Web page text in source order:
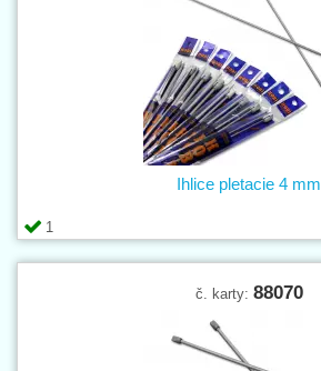
1
Ihlice pletacie 4 mm
č. karty: 88070